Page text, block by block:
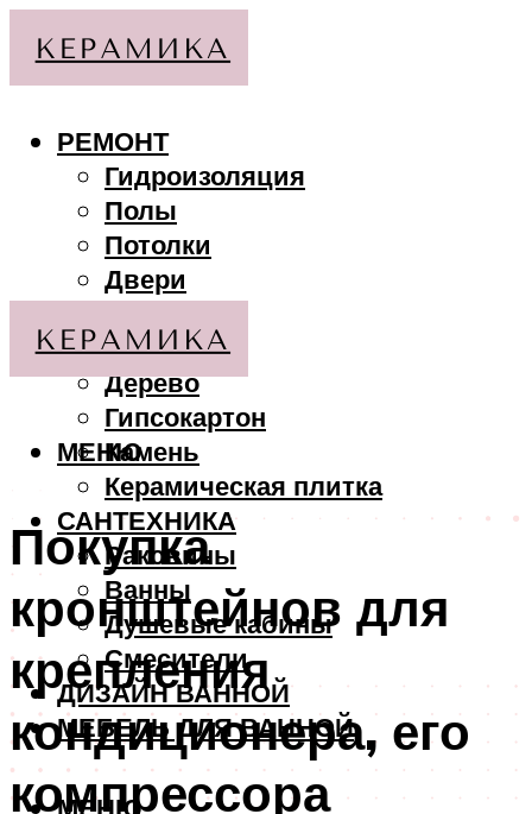
РЕМОНТ
Гидроизоляция
Полы
Потолки
Двери
МАТЕРИАЛЫ
Дерево
Гипсокартон
Камень
Керамическая плитка
САНТЕХНИКА
Раковины
Ванны
Душевые кабины
Смесители
ДИЗАЙН ВАННОЙ
МЕБЕЛЬ ДЛЯ ВАННОЙ
МЕНЮ
Покупка
кронштейнов для
крепления
кондиционера, его
компрессора